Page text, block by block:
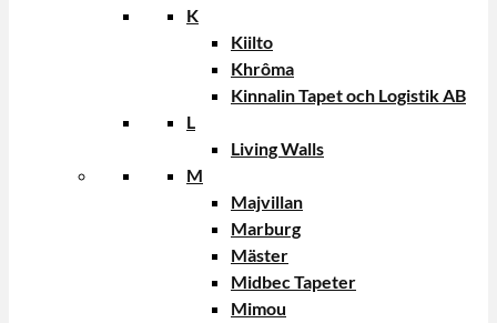
K
Kiilto
Khrôma
Kinnalin Tapet och Logistik AB
L
Living Walls
M
Majvillan
Marburg
Mäster
Midbec Tapeter
Mimou